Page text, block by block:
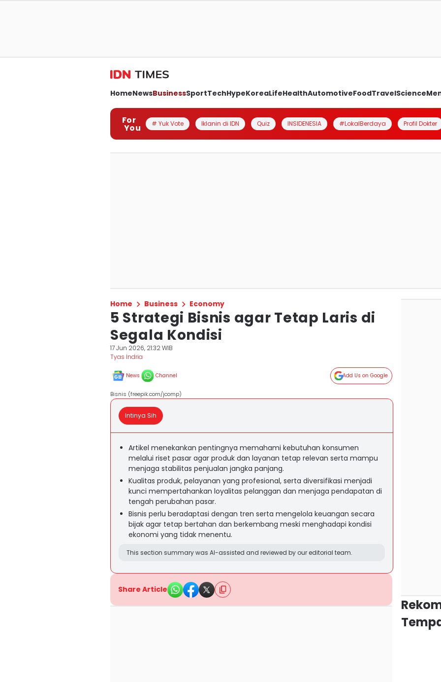
HomeNewsBusinessSportTechHypeKoreaLifeHealthAutomotiveFoodTravelScience
For
You # Yuk Vote Iklanin di IDN Quiz INSIDENESIA #LokalBerdaya Profil Dokter
Home Business Economy
5 Strategi Bisnis agar Tetap Laris di
Segala Kondisi
17 Jun 2026, 21:32 WIB
Tyas Indria
News Channel Add Us on Google
Bisnis (freepik.com/jcomp)
Intinya Sih
Artikel menekankan pentingnya memahami kebutuhan konsumen
melalui riset pasar agar produk dan layanan tetap relevan serta mampu
menjaga stabilitas penjualan jangka panjang.
Kualitas produk, pelayanan yang profesional, serta diversifikasi menjadi
kunci mempertahankan loyalitas pelanggan dan menjaga pendapatan di
tengah perubahan pasar.
Bisnis perlu beradaptasi dengan tren serta mengelola keuangan secara
bijak agar tetap bertahan dan berkembang meski menghadapi kondisi
ekonomi yang tidak menentu.
This section summary was AI-assisted and reviewed by our editorial team.
Share Article